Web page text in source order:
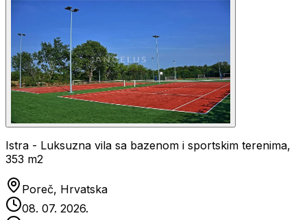
Istra - Luksuzna vila sa bazenom i sportskim terenima,
353 m2
Poreč, Hrvatska
08. 07. 2026.